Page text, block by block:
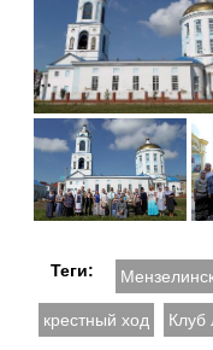
Теги:
крестный ход Клуб